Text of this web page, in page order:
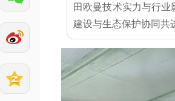
田欧曼技术实力与行
建设与生态保护协同共